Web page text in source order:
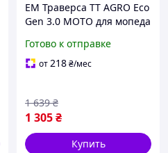
EM Траверса TT AGRO Eco
Gen 3.0 MOTO для мопеда
мопеда Дельта Альфа 318
40 25 1 M25 MAR_K
Готово к отправке
от218₴/мес
1 305₴
1 639 ₴
Купить